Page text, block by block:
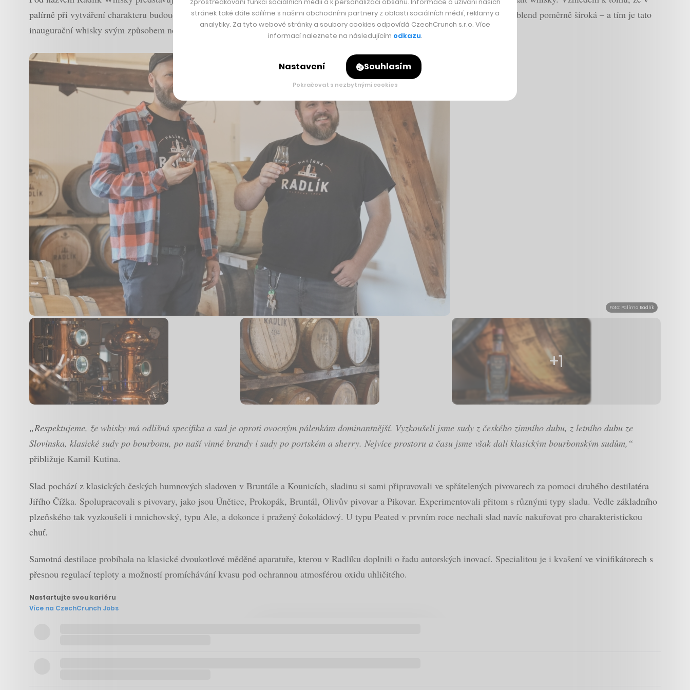
palírně při vytváření charakteru budoucího moku chtěli vyzkoušet různé typy zpracování a postupů, byla paleta chutí pro výsledný blend poměrně široká – a tím je tato
inaugurační whisky svým způsobem neopakovatelná.
Foto: Palírna Radlík
+1
„Respektujeme, že whisky má odlišná specifika a sud je oproti ovocným pálenkám dominantnější. Vyzkoušeli jsme sudy z českého zimního dubu, z letního dubu ze
Slovinska, klasické sudy po bourbonu, po naší vinné brandy i sudy po portském a sherry. Nejvíce prostoru a času jsme však dali klasickým bourbonským sudům,“
přibližuje Kamil Kutina.
Slad pochází z klasických českých humnových sladoven v Bruntále a Kounicích, sladinu si sami připravovali ve spřátelených pivovarech za pomoci druhého destilatéra
Jiřího Čížka. Spolupracovali s pivovary, jako jsou Únětice, Prokopák, Bruntál, Olivův pivovar a Pikovar. Experimentovali přitom s různými typy sladu. Vedle základního
plzeňského tak vyzkoušeli i mnichovský, typu Ale, a dokonce i pražený čokoládový. U typu Peated v prvním roce nechali slad navíc nakuřovat pro charakteristickou
chuť.
Samotná destilace probíhala na klasické dvoukotlové měděné aparatuře, kterou v Radlíku doplnili o řadu autorských inovací. Specialitou je i kvašení ve vinifikátorech s
přesnou regulací teploty a možností promíchávání kvasu pod ochrannou atmosférou oxidu uhličitého.
Nastartujte svou kariéru
Více na CzechCrunch Jobs
stránek také dále sdílíme s našimi obchodními partnery z oblasti sociálních médií, reklamy a
analytiky. Za tyto webové stránky a soubory cookies odpovídá CzechCrunch s.r.o. Více
informací naleznete na následujícím odkazu.
Nastavení Souhlasím
Pokračovat s nezbytnými cookies